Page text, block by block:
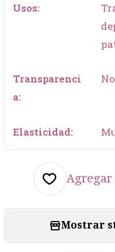
Usos:
Transparenci
a:
No
Elasticidad:
Agregar
Mostrar